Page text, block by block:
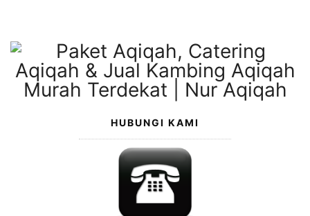
konten
HUBUNGI KAMI